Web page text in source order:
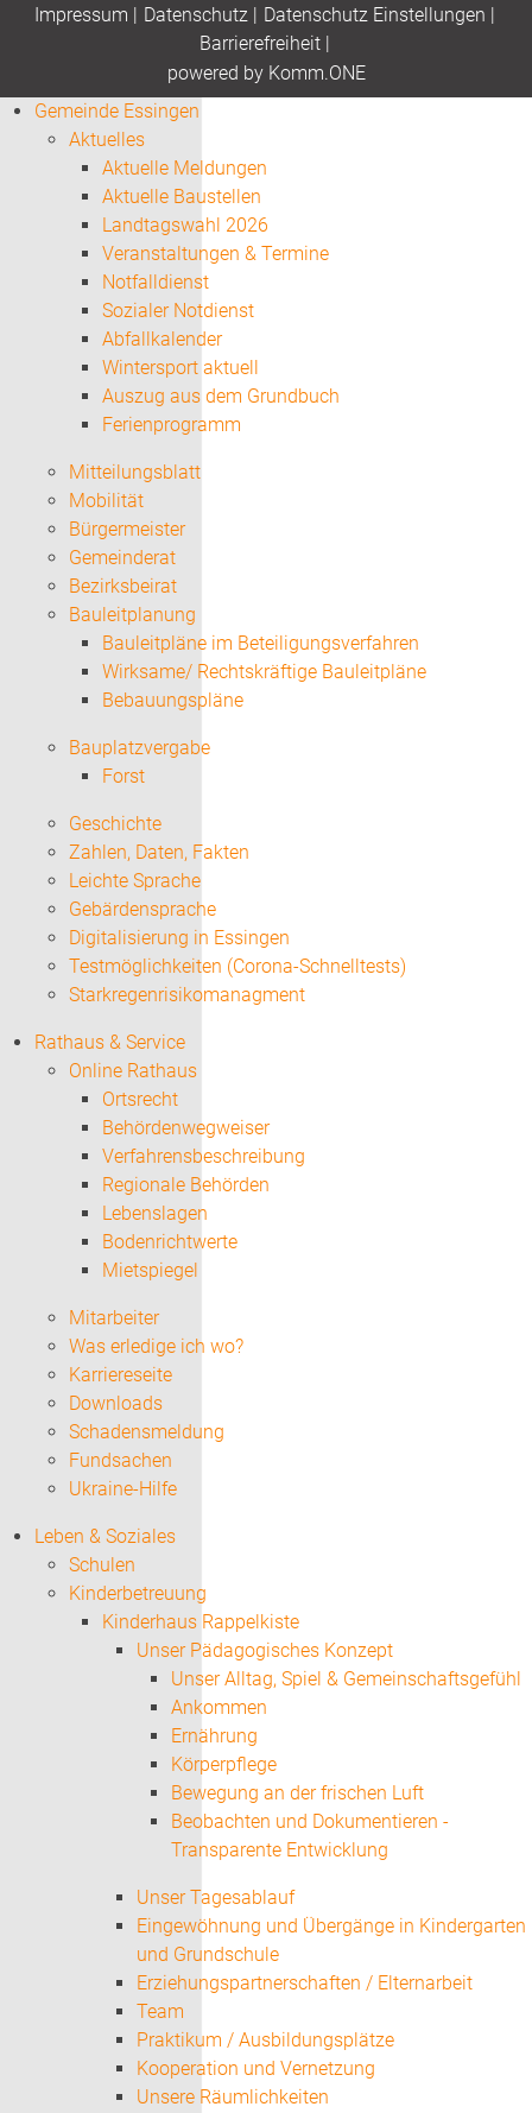
Impressum | Datenschutz| Datenschutz Einstellungen |
Barrierefreiheit|
powered by Komm.ONE
Gemeinde Essingen
Aktuelles
Aktuelle Meldungen
Aktuelle Baustellen
Landtagswahl 2026
Veranstaltungen & Termine
Notfalldienst
Sozialer Notdienst
Abfallkalender
Wintersport aktuell
Auszug aus dem Grundbuch
Ferienprogramm
Mitteilungsblatt
Mobilität
Bürgermeister
Gemeinderat
Bezirksbeirat
Bauleitplanung
Bauleitpläne im Beteiligungsverfahren
Wirksame/ Rechtskräftige Bauleitpläne
Bebauungspläne
Bauplatzvergabe
Forst
Geschichte
Zahlen, Daten, Fakten
Leichte Sprache
Gebärdensprache
Digitalisierung in Essingen
Testmöglichkeiten (Corona-Schnelltests)
Starkregenrisikomanagment
Rathaus & Service
Online Rathaus
Ortsrecht
Behördenwegweiser
Verfahrensbeschreibung
Regionale Behörden
Lebenslagen
Bodenrichtwerte
Mietspiegel
Mitarbeiter
Was erledige ich wo?
Karriereseite
Downloads
Schadensmeldung
Fundsachen
Ukraine-Hilfe
Leben & Soziales
Schulen
Kinderbetreuung
Kinderhaus Rappelkiste
Unser Pädagogisches Konzept
Unser Alltag, Spiel & Gemeinschaftsgefühl
Ankommen
Ernährung
Körperpflege
Bewegung an der frischen Luft
Beobachten und Dokumentieren -
Transparente Entwicklung
Unser Tagesablauf
Eingewöhnung und Übergänge in Kindergarten
und Grundschule
Erziehungspartnerschaften / Elternarbeit
Team
Praktikum / Ausbildungsplätze
Kooperation und Vernetzung
Unsere Räumlichkeiten